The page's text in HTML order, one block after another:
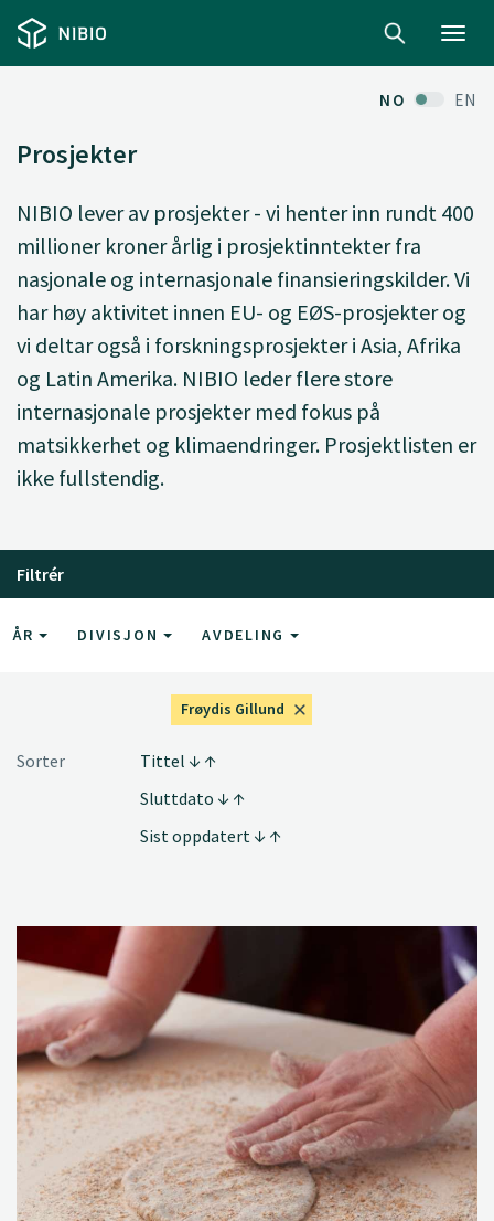
NO EN
Prosjekter
NIBIO lever av prosjekter - vi henter inn rundt 400
millioner kroner årlig i prosjektinntekter fra
nasjonale og internasjonale finansieringskilder. Vi
har høy aktivitet innen EU- og EØS-prosjekter og
vi deltar også i forskningsprosjekter i Asia, Afrika
og Latin Amerika. NIBIO leder flere store
internasjonale prosjekter med fokus på
matsikkerhet og klimaendringer. Prosjektlisten er
ikke fullstendig.
Filtrér
ÅR DIVISJON AVDELING
Frøydis Gillund
Sorter
Tittel
Sluttdato
Sist oppdatert